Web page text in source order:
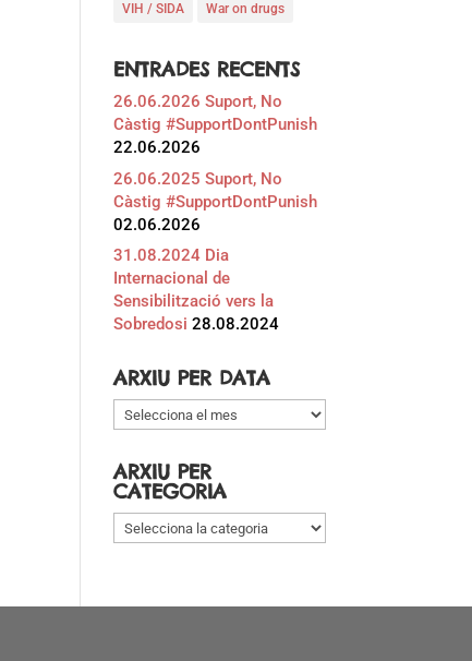
VIH / SIDA War on drugs
ENTRADES RECENTS
26.06.2026 Suport, No
Càstig #SupportDontPunish
22.06.2026
26.06.2025 Suport, No
Càstig #SupportDontPunish
02.06.2026
31.08.2024 Dia
Internacional de
Sensibilització vers la
Sobredosi 28.08.2024
ARXIU PER DATA
Arxiu
per
ARXIU PER
CATEGORIA
Arxiu
per